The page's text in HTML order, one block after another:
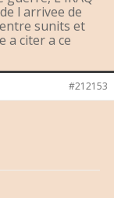
l arrivee de
sunits et
a citer a ce
#212153